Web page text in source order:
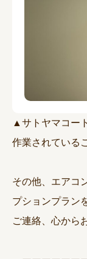
▲サトヤマコー
作業されている
その他、エアコ
プションプラン
ご連絡、心から